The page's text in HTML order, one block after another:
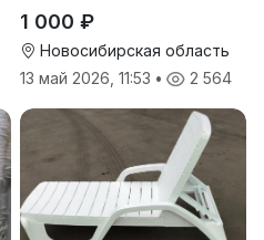
1 000 ₽
Новосибирская область
13 май 2026, 11:53 • 2 564